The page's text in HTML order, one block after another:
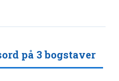
på 3 bogstaver